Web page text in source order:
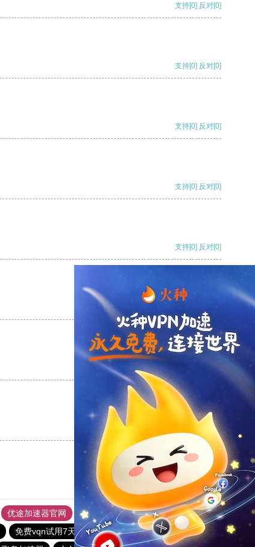
支持[0] 反对[0]
支持[0] 反对[0]
支持[0] 反对[0]
支持[0] 反对[0]
支持[0] 反对[0]
反对
反对[0]
优途加速器官网 风驰加速器 旋风加速器
八戒看书
免费vqn试用7天 快连vp加速器
永久免费vqn加速外网